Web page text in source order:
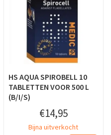
HS AQUA SPIROBELL 10
TABLETTEN VOOR 500 L
(B/I/S)
€14,95
Bijna uitverkocht